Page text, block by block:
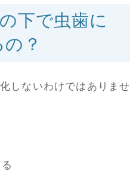
下で虫歯に
？
しないわけではありませ